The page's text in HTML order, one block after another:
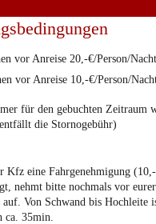
vor Anreise 20,-€/Person/Nacht
vor Anreise 10,-€/Person/
für den gebuchten Zeitraum
die Stornogebühr)
Kfz eine Fahrgenehmigung
nehmt bitte nochmals vor
Von Schwand bis Hochleite
ca. 35min.